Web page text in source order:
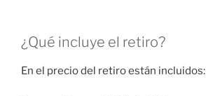
¿Qué incluye el retiro?
En el precio del retiro están incluidos: